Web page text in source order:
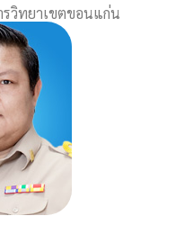
รวิทยาเขตขอนแก่น